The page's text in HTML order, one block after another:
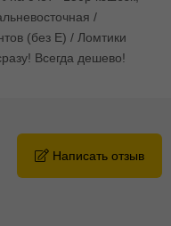
/
(без E) / Ломтики
Всегда дешево!
Написать отзыв